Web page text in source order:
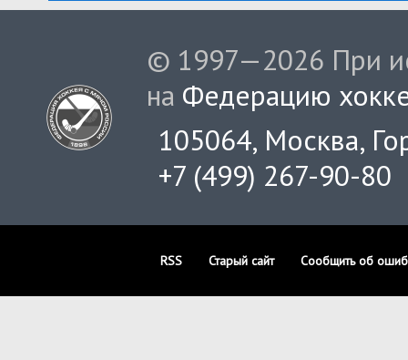
© 1997—2026 При
на Федерацию
105064, Москва,
+7 (499) 267-90-80
RSS Старый сайт Сообщить об